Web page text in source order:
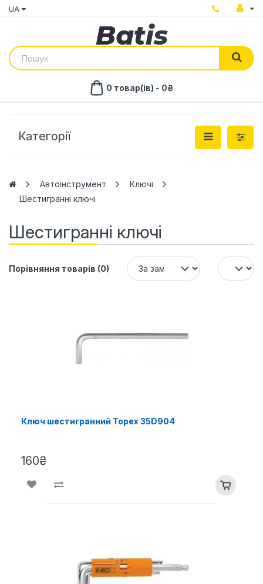
UA
0 товар(ів) - 0₴
Категорії
Автоінструмент
Ключі
Шестигранні ключі
Шестигранні ключі
Порівняння товарів (0)
Ключ шестигранний Topex 35D904
160₴